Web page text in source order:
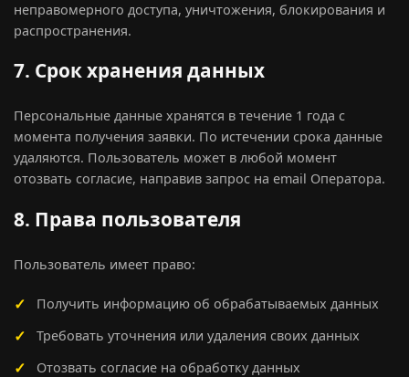
неправомерного доступа, уничтожения, блокирования и
распространения.
7. Срок хранения данных
Персональные данные хранятся в течение 1 года с
момента получения заявки. По истечении срока данные
удаляются. Пользователь может в любой момент
отозвать согласие, направив запрос на email Оператора.
8. Права пользователя
Пользователь имеет право:
Получить информацию об обрабатываемых данных
Требовать уточнения или удаления своих данных
Отозвать согласие на обработку данных